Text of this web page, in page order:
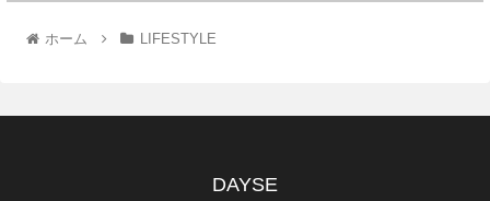
ホーム LIFESTYLE
DAYSE